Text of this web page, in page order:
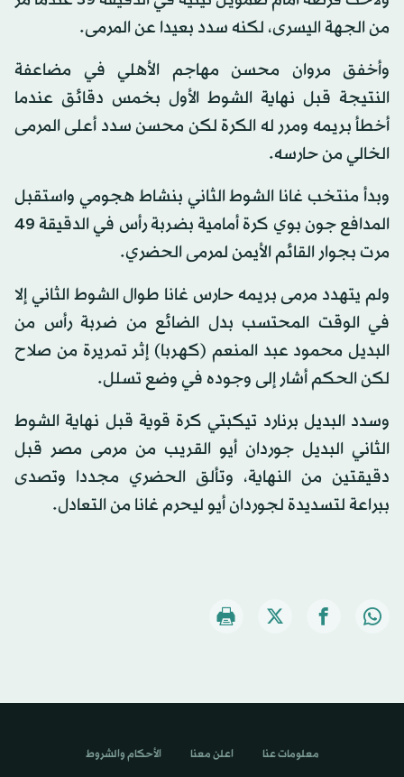
من الجهة اليسرى، لكنه سدد بعيدا عن المرمى.
وأخفق مروان محسن مهاجم الأهلي في مضاعفة
النتيجة قبل نهاية الشوط الأول بخمس دقائق عندما
أخطأ بريمه ومرر له الكرة لكن محسن سدد أعلى المرمى
الخالي من حارسه.
وبدأ منتخب غانا الشوط الثاني بنشاط هجومي واستقبل
المدافع جون بوي كرة أمامية بضربة رأس في الدقيقة 49
مرت بجوار القائم الأيمن لمرمى الحضري.
ولم يتهدد مرمى بريمه حارس غانا طوال الشوط الثاني إلا
في الوقت المحتسب بدل الضائع من ضربة رأس من
البديل محمود عبد المنعم (كهربا) إثر تمريرة من صلاح
لكن الحكم أشار إلى وجوده في وضع تسلل.
وسدد البديل برنارد تيكبتي كرة قوية قبل نهاية الشوط
الثاني البديل جوردان أيو القريب من مرمى مصر قبل
دقيقتين من النهاية، وتألق الحضري مجددا وتصدى
ببراعة لتسديدة لجوردان أيو ليحرم غانا من التعادل.
معلومات عنا اعلن معنا الأحكام والشروط